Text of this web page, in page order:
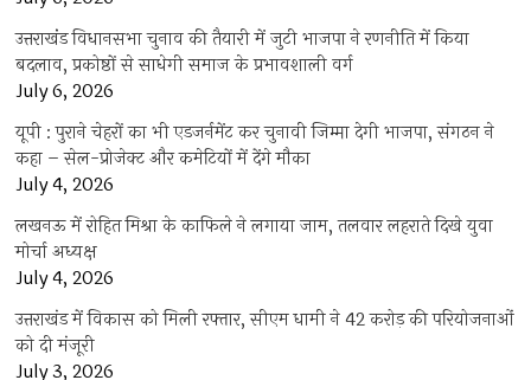
उत्तराखंंड विधानसभा चुनाव की तैयारी में जुटी भाजपा ने रणनीति में किया
बदलाव, प्रकोष्ठों से साधेगी समाज के प्रभावशाली वर्ग
July 6, 2026
यूपी : पुराने चेहरों का भी एडजर्नमेंट कर चुनावी जिम्मा देगी भाजपा, संगठन ने
कहा – सेल-प्रोजेक्ट और कमेटियों में देंगे मौका
July 4, 2026
लखनऊ में रोहित मिश्रा के काफिले ने लगाया जाम, तलवार लहराते दिखे युवा
मोर्चा अध्यक्ष
July 4, 2026
उत्तराखंड में विकास को मिली रफ्तार, सीएम धामी ने 42 करोड़ की परियोजनाओं
को दी मंजूरी
July 3, 2026